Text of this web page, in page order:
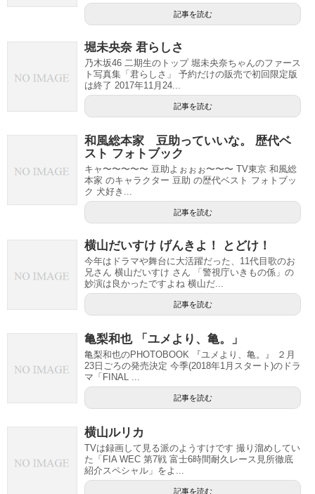
記事を読む
堀未央奈 君らしさ
乃木坂46 二期生のトップ 堀未央奈ちゃんのファース
ト写真集「君らしさ」 予約だけの販売で初回限定版
は終了 2017年11月24...
記事を読む
和風総本家 豆助っていいな。 歴代ベ
スト フォトブック
キャ〜〜〜〜〜 豆助よぉぉぉ〜〜〜 TV東京 和風総
本家 のキャラクター 豆助 の歴代ベスト フォトブッ
ク 犬好き...
記事を読む
横山だいすけ げんきよ！ とどけ！
今年はドラマや舞台に大活躍だった、11代目歌のお
兄さん 横山だいすけ さん 「警視庁いきもの係」の
妙演は良かったですよね 横山だ...
記事を読む
亀梨和也 「ユメより、亀。」
亀梨和也のPHOTOBOOK 『ユメより、亀。』 ２月
23日ごろの発売決定 今季(2018年1月スタート)のドラ
マ「FINAL ...
記事を読む
横山ルリカ
TVは録画して見る派のようすけです 撮り溜めしてい
た「FIA WEC 第7戦 富士6時間耐久レース見所徹底
紹介スペシャル」をよ...
記事を読む